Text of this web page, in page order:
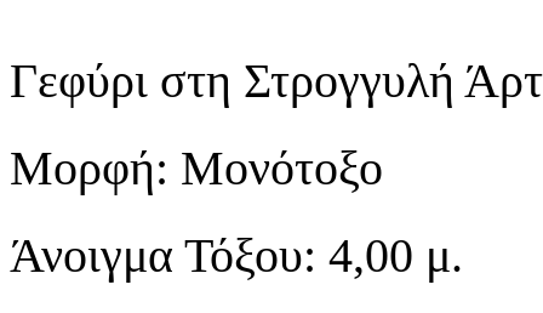
Γεφύρι στη Στρογγυλή
Μορφή: Μονότοξο
Άνοιγμα Τόξου: 4,00 μ.